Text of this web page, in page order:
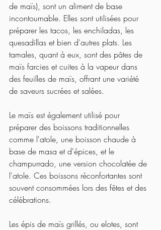
de maïs), sont un aliment de base
incontournable. Elles sont utilisées pour
préparer les tacos, les enchiladas, les
quesadillas et bien d'autres plats. Les
tamales, quant à eux, sont des pâtes de
maïs farcies et cuites à la vapeur dans
des feuilles de maïs, offrant une variété
de saveurs sucrées et salées.
Le maïs est également utilisé pour
préparer des boissons traditionnelles
comme l'atole, une boisson chaude à
base de masa et d'épices, et le
champurrado, une version chocolatée de
l'atole. Ces boissons réconfortantes sont
souvent consommées lors des fêtes et des
célébrations.
Les épis de maïs grillés, ou elotes, sont